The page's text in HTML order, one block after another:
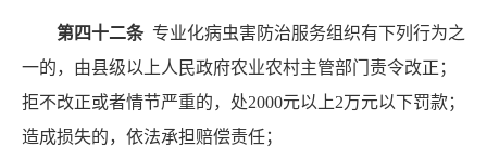
第四十二条 专业化病虫害防治服务组织有下列行为之
一的，由县级以上人民政府农业农村主管部门责令改正；
拒不改正或者情节严重的，处2000元以上2万元以下罚款；
造成损失的，依法承担赔偿责任；